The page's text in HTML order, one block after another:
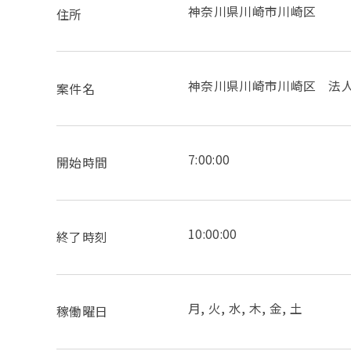
住所 神奈川県川崎市川崎区
案件名 神奈川県川崎市川崎区 法
開始時間 7:00:00
終了時刻 10:00:00
稼働曜日 月, 火, 水, 木, 金, 土